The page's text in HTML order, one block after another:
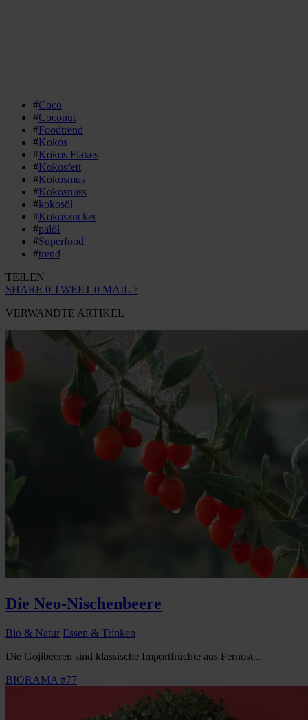
#Coco
#Coconut
#Foodtrend
#Kokos
#Kokos Flakes
#Kokosfett
#Kokosmus
#Kokosnuss
#kokosöl
#Kokoszucker
#palöl
#Superfood
#trend
TEILEN
SHARE 0 TWEET 0 MAIL 7
VERWANDTE ARTIKEL
Die Neo-Nischenbeere
Bio & Natur Essen & Trinken
Die Gojibeeren sind klassische Importfrüchte aus Fernost...
BIORAMA #77